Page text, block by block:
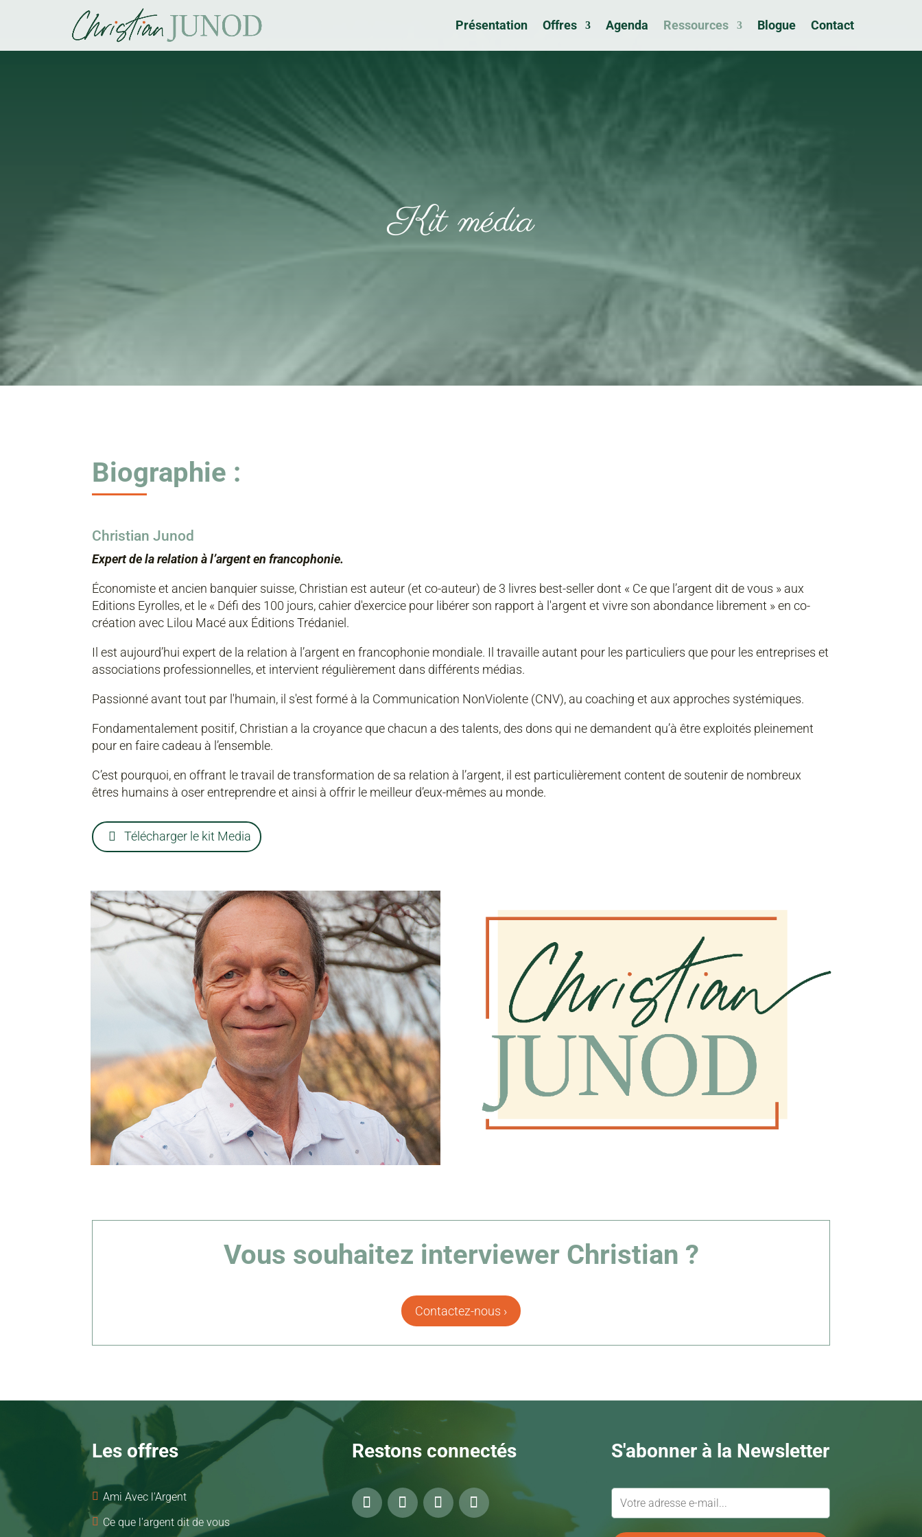
Présentation Offres Agenda Ressources Blogue Contact
Kit média
Biographie :
Christian Junod
Expert de la relation à l’argent en francophonie.
Économiste et ancien banquier suisse, Christian est auteur (et co-auteur) de 3 livres best-seller dont « Ce que l’argent dit de vous » aux
Editions Eyrolles, et le « Défi des 100 jours, cahier d'exercice pour libérer son rapport à l'argent et vivre son abondance librement » en co-
création avec Lilou Macé aux Éditions Trédaniel.
Il est aujourd’hui expert de la relation à l’argent en francophonie mondiale. Il travaille autant pour les particuliers que pour les entreprises et
associations professionnelles, et intervient régulièrement dans différents médias.
Passionné avant tout par l'humain, il s'est formé à la Communication NonViolente (CNV), au coaching et aux approches systémiques.
Fondamentalement positif, Christian a la croyance que chacun a des talents, des dons qui ne demandent qu’à être exploités pleinement
pour en faire cadeau à l’ensemble.
C’est pourquoi, en offrant le travail de transformation de sa relation à l’argent, il est particulièrement content de soutenir de nombreux
êtres humains à oser entreprendre et ainsi à offrir le meilleur d’eux-mêmes au monde.
Télécharger le kit Media
Vous souhaitez interviewer Christian ?
Contactez-nous ›
Les offres
 Ami Avec l'Argent
 Ce que l'argent dit de vous
Restons connectés S'abonner à la Newsletter